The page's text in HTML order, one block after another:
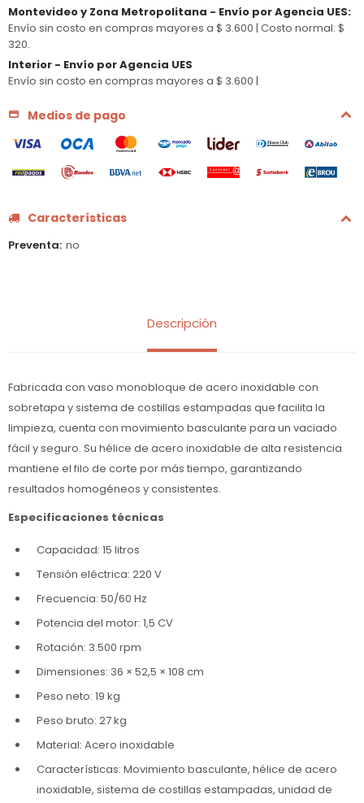
Montevideo y Zona Metropolitana - Envío por Agencia UES:
Envío sin costo en compras mayores a $ 3.600 | Costo normal: $
320.
Interior - Envío por Agencia UES
Envío sin costo en compras mayores a $ 3.600 |
Medios de pago
Características
Preventa no
Descripción
Fabricada con vaso monobloque de acero inoxidable con
sobretapa y sistema de costillas estampadas que facilita la
limpieza, cuenta con movimiento basculante para un vaciado
fácil y seguro. Su hélice de acero inoxidable de alta resistencia
mantiene el filo de corte por más tiempo, garantizando
resultados homogéneos y consistentes.
Especificaciones técnicas
Capacidad: 15 litros
Tensión eléctrica: 220 V
Frecuencia: 50/60 Hz
Potencia del motor: 1,5 CV
Rotación: 3.500 rpm
Dimensiones: 36 × 52,5 × 108 cm
Peso neto: 19 kg
Peso bruto: 27 kg
Material: Acero inoxidable
Características: Movimiento basculante, hélice de acero
inoxidable, sistema de costillas estampadas, unidad de